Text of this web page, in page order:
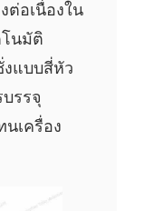
ต่อเนื่องใน
นมัติ
แบบสี่หัว
รรจุ
เครื่อง